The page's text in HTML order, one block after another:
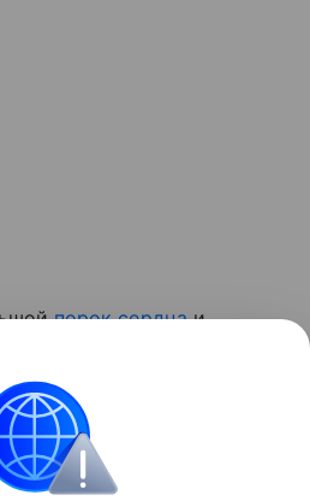
порок сердцаи
хорош, насколько
наука».
раньше срока